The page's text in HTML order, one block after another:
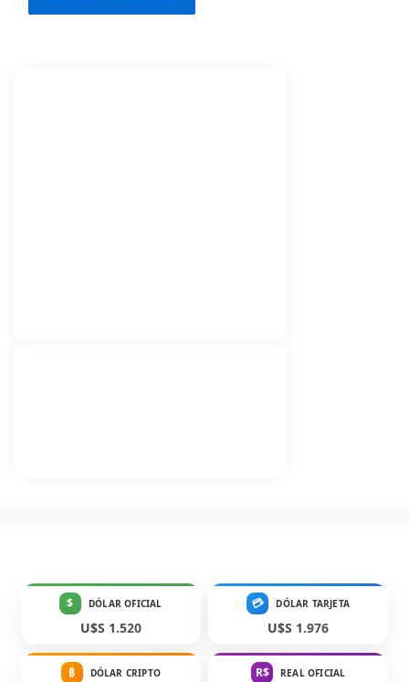
$ DÓLAR OFICIAL
U$S 1.520
💳 DÓLAR TARJETA
U$S 1.976
₿ DÓLAR CRIPTO R$ REAL OFICIAL